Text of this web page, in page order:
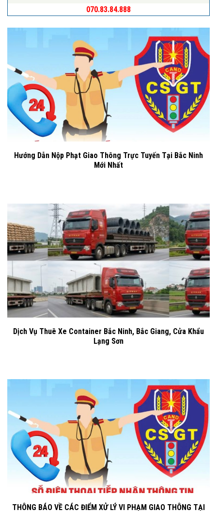
070.83.84.888
Hướng Dẫn Nộp Phạt Giao Thông Trực Tuyến Tại Bắc Ninh
Mới Nhất
Dịch Vụ Thuê Xe Container Bắc Ninh, Bắc Giang, Cửa Khẩu
Lạng Sơn
THÔNG BÁO VỀ CÁC ĐIỂM XỬ LÝ VI PHẠM GIAO THÔNG TẠI